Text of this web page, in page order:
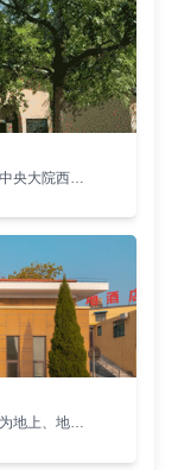
式成立。当
委当时对外
为董事，分别
。
冀野战军打
央大院西…
地上、地…